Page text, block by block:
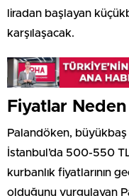
liradan başlayan
karşılaşacak.
Fiyatlar
Palandöken, büyükbaş
İstanbul’da 500-550
kurbanlık fiyatlarının
olduğunu vurgulayan